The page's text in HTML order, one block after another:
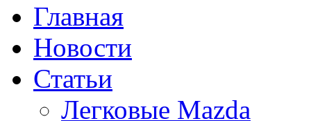
Главная
Новости
Статьи
Легковые Mazda